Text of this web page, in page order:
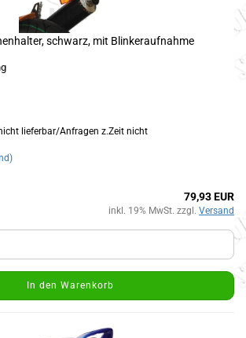
schwarz, mit Blinkeraufnahme
z.Zeit nicht
79,93 EUR
inkl. 19% MwSt. zzgl. Versand
In den Warenkorb